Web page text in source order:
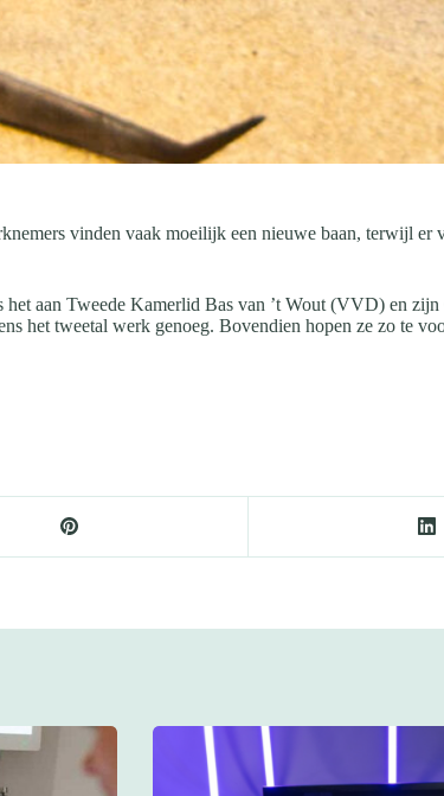
vinden vaak moeilijk een nieuwe baan, terwijl er
aan Tweede Kamerlid Bas van ’t Wout (VVD) en
het tweetal werk genoeg. Bovendien hopen ze zo te